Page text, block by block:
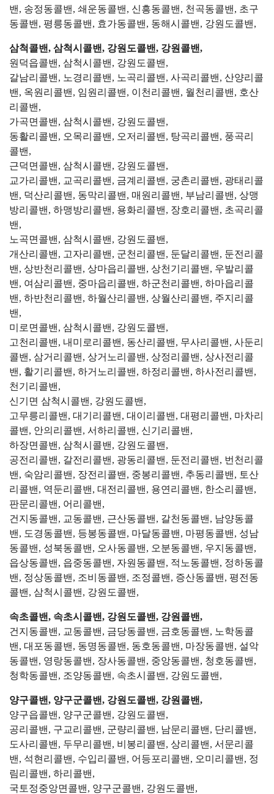
밴, 송정동콜밴, 쇄운동콜밴, 신흥동콜밴, 천곡동콜밴, 초구
동콜밴, 평릉동콜밴, 효가동콜밴, 동해시콜밴, 강원도콜밴,
삼척콜밴, 삼척시콜밴, 강원도콜밴, 강원콜밴,
원덕읍콜밴, 삼척시콜밴, 강원도콜밴,
갈남리콜밴, 노경리콜밴, 노곡리콜밴, 사곡리콜밴, 산양리콜
밴, 옥원리콜밴, 임원리콜밴, 이천리콜밴, 월천리콜밴, 호산
리콜밴,
가곡면콜밴, 삼척시콜밴, 강원도콜밴,
동활리콜밴, 오목리콜밴, 오저리콜밴, 탕곡리콜밴, 풍곡리
콜밴,
근덕면콜밴, 삼척시콜밴, 강원도콜밴,
교가리콜밴, 교곡리콜밴, 금계리콜밴, 궁촌리콜밴, 광태리콜
밴, 덕산리콜밴, 동막리콜밴, 매원리콜밴, 부남리콜밴, 상맹
방리콜밴, 하맹방리콜밴, 용화리콜밴, 장호리콜밴, 초곡리콜
밴,
노곡면콜밴, 삼척시콜밴, 강원도콜밴,
개산리콜밴, 고자리콜밴, 군천리콜밴, 둔달리콜밴, 둔전리콜
밴, 상반천리콜밴, 상마읍리콜밴, 상천기리콜밴, 우발리콜
밴, 여삼리콜밴, 중마읍리콜밴, 하군천리콜밴, 하마읍리콜
밴, 하반천리콜밴, 하월산리콜밴, 상월산리콜밴, 주지리콜
밴,
미로면콜밴, 삼척시콜밴, 강원도콜밴,
고천리콜밴, 내미로리콜밴, 동산리콜밴, 무사리콜밴, 사둔리
콜밴, 삼거리콜밴, 상거노리콜밴, 상정리콜밴, 상사전리콜
밴, 활기리콜밴, 하거노리콜밴, 하정리콜밴, 하사전리콜밴,
천기리콜밴,
신기면 삼척시콜밴, 강원도콜밴,
고무릉리콜밴, 대기리콜밴, 대이리콜밴, 대평리콜밴, 마차리
콜밴, 안의리콜밴, 서하리콜밴, 신기리콜밴,
하장면콜밴, 삼척시콜밴, 강원도콜밴,
공전리콜밴, 갈전리콜밴, 광동리콜밴, 둔전리콜밴, 번천리콜
밴, 숙암리콜밴, 장전리콜밴, 중봉리콜밴, 추동리콜밴, 토산
리콜밴, 역둔리콜밴, 대전리콜밴, 용연리콜밴, 한소리콜밴,
판문리콜밴, 어리콜밴,
건지동콜밴, 교동콜밴, 근산동콜밴, 갈천동콜밴, 남양동콜
밴, 도경동콜밴, 등봉동콜밴, 마달동콜밴, 마평동콜밴, 성남
동콜밴, 성북동콜밴, 오사동콜밴, 오분동콜밴, 우지동콜밴,
읍상동콜밴, 읍중동콜밴, 자원동콜밴, 적노동콜밴, 정하동콜
밴, 정상동콜밴, 조비동콜밴, 조정콜밴, 증산동콜밴, 평전동
콜밴, 삼척시콜밴, 강원도콜밴,
속초콜밴, 속초시콜밴, 강원도콜밴, 강원콜밴,
건지동콜밴, 교동콜밴, 금당동콜밴, 금호동콜밴, 노학동콜
밴, 대포동콜밴, 동명동콜밴, 동호동콜밴, 마장동콜밴, 설악
동콜밴, 영랑동콜밴, 장사동콜밴, 중앙동콜밴, 청호동콜밴,
청학동콜밴, 조양동콜밴, 속초시콜밴, 강원도콜밴,
양구콜밴, 양구군콜밴, 강원도콜밴, 강원콜밴,
양구읍콜밴, 양구군콜밴, 강원도콜밴,
공리콜밴, 구교리콜밴, 군량리콜밴, 남문리콜밴, 단리콜밴,
도사리콜밴, 두무리콜밴, 비봉리콜밴, 상리콜밴, 서문리콜
밴, 석현리콜밴, 수입리콜밴, 어등포리콜밴, 오미리콜밴, 정
림리콜밴, 하리콜밴,
국토정중앙면콜밴, 양구군콜밴, 강원도콜밴,